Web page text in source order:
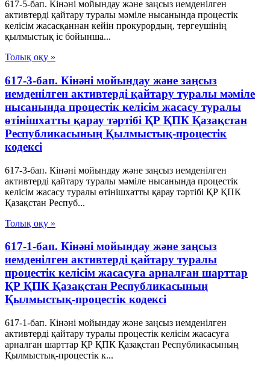
617-5-бап. Кінәні мойындау және заңсыз иемденілген
активтерді қайтару туралы мәміле нысанында процестік
келісім жасасқаннан кейін прокурордың, тергеушінің
қылмыстық іс бойынша...
Толық оқу »
617-3-бап. Кінәні мойындау және заңсыз
иемденілген активтерді қайтару туралы мәміле
нысанында процестік келісім жасасу туралы
өтінішхатты қарау тәртібі ҚР ҚПК Қазақстан
Республикасының Қылмыстық-процестік
кодексi
617-3-бап. Кінәні мойындау және заңсыз иемденілген
активтерді қайтару туралы мәміле нысанында процестік
келісім жасасу туралы өтінішхатты қарау тәртібі ҚР ҚПК
Қазақстан Респуб...
Толық оқу »
617-1-бап. Кінәні мойындау және заңсыз
иемденілген активтерді қайтару туралы
процестік келісім жасасуға арналған шарттар
ҚР ҚПК Қазақстан Республикасының
Қылмыстық-процестік кодексi
617-1-бап. Кінәні мойындау және заңсыз иемденілген
активтерді қайтару туралы процестік келісім жасасуға
арналған шарттар ҚР ҚПК Қазақстан Республикасының
Қылмыстық-процестік к...